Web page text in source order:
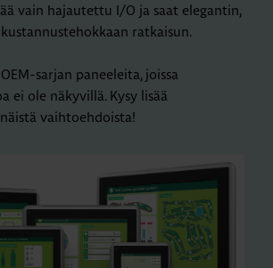
vain hajautettu I/O ja saat elegantin,
ratkaisun.
sarjan paneeleita, joissa
ei ole näkyvillä. Kysy lisää
vaihtoehdoista!